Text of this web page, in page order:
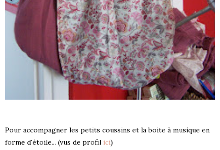
Pour accompagner les petits coussins et la boite à musique en
forme d'étoile... (vus de profil ici)